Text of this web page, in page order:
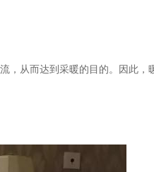
，从而达到采暖的目的。因此，